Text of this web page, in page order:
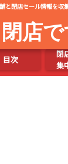
と閉店セール情報を収
閉店
目次
閉
集